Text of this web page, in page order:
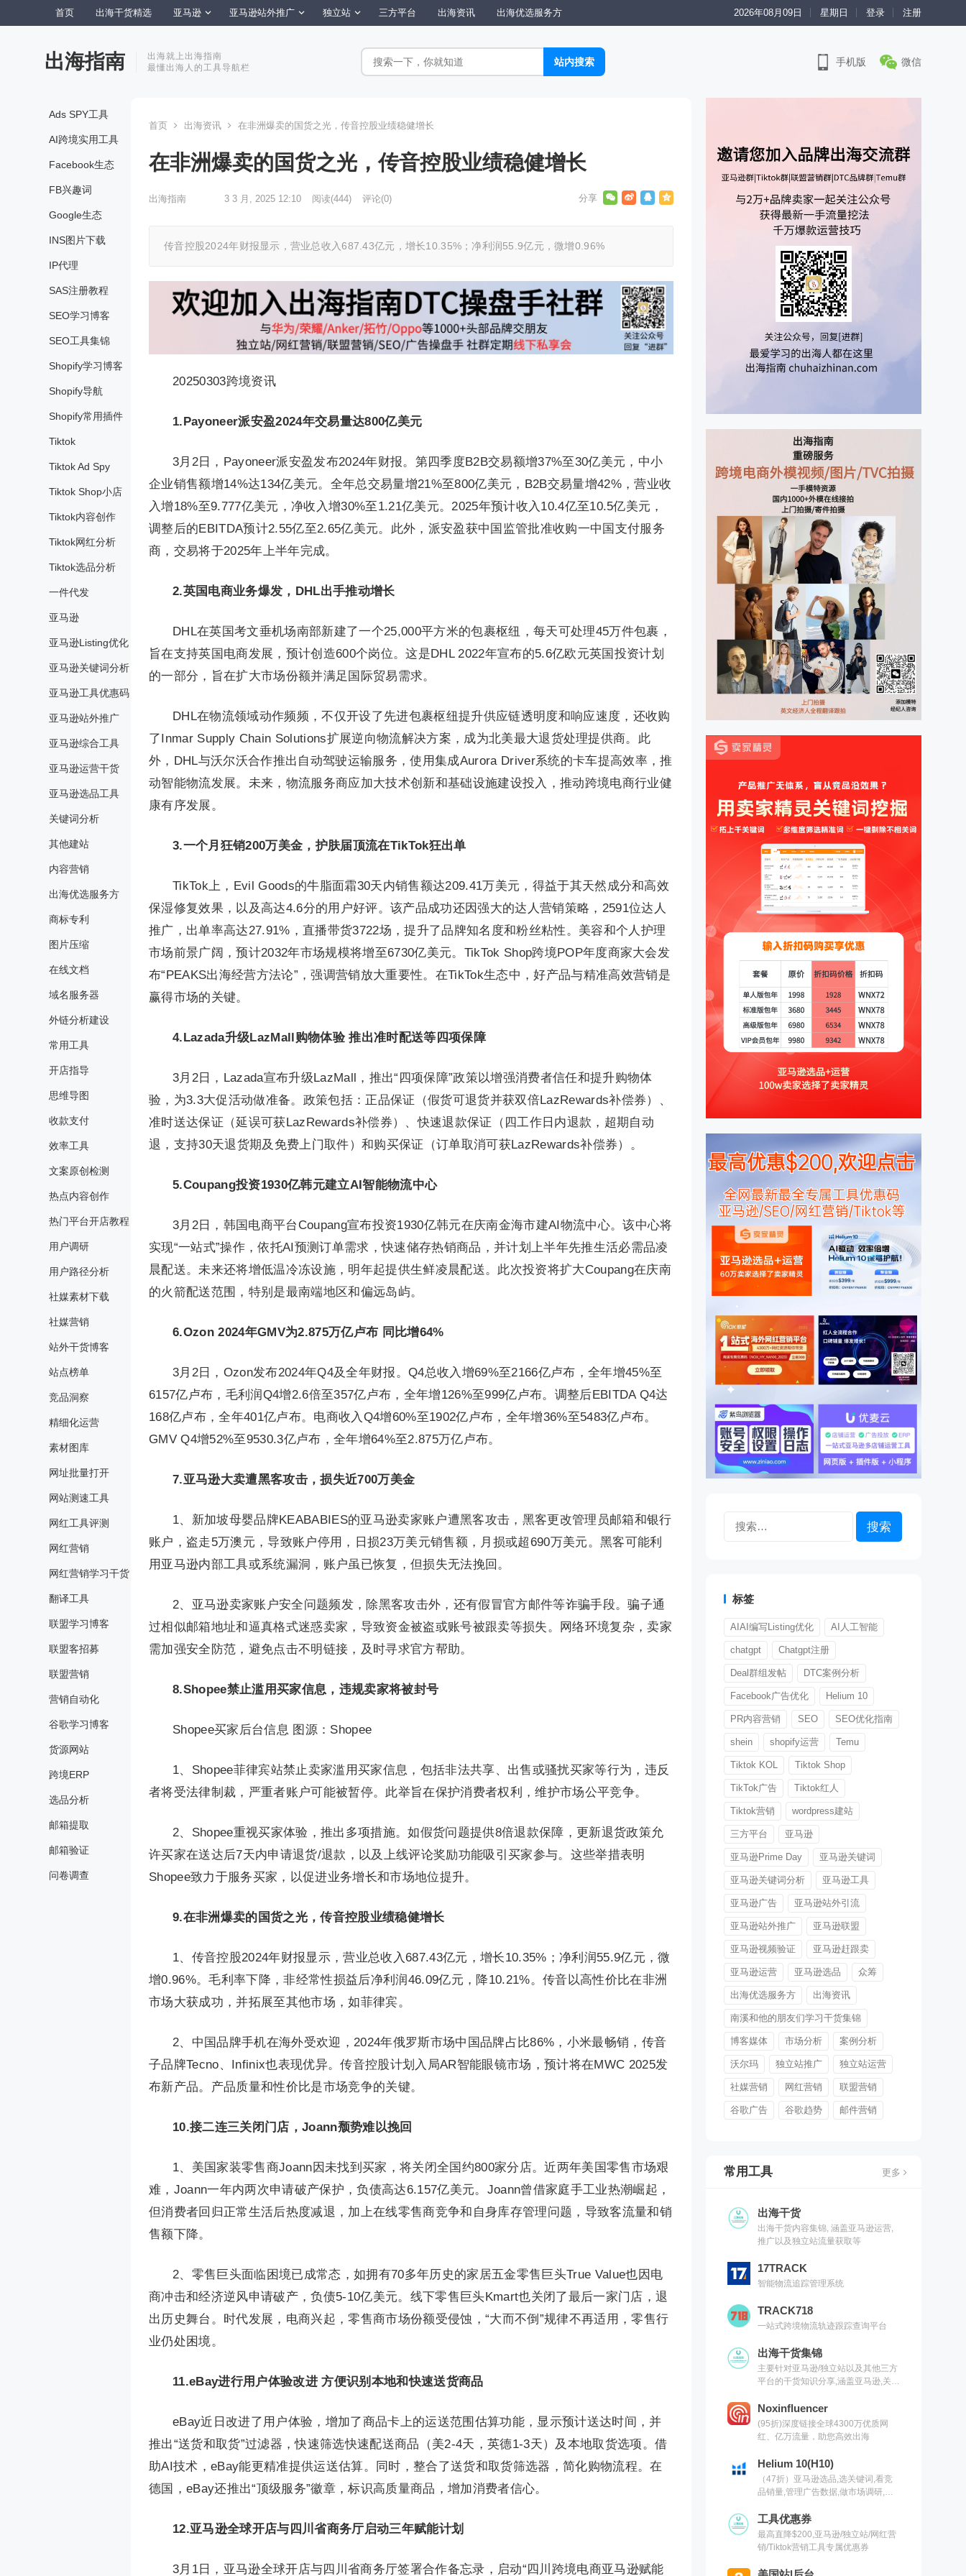
首页 出海干货精选 亚马逊 亚马逊站外推广 独立站 三方平台 出海资讯 出海优选服务方 2026年08月09日 星期日 登录 注册
出海指南
出海就上出海指南
最懂出海人的工具导航栏
手机版 微信
Ads SPY工具
AI跨境实用工具
Facebook生态
FB兴趣词
Google生态
INS图片下载
IP代理
SAS注册教程
SEO学习博客
SEO工具集锦
Shopify学习博客
Shopify导航
Shopify常用插件
Tiktok
Tiktok Ad Spy
Tiktok Shop小店
Tiktok内容创作
Tiktok网红分析
Tiktok选品分析
一件代发
亚马逊
亚马逊Listing优化
亚马逊关键词分析
亚马逊工具优惠码
亚马逊站外推广
亚马逊综合工具
亚马逊运营干货
亚马逊选品工具
关键词分析
其他建站
内容营销
出海优选服务方
商标专利
图片压缩
在线文档
域名服务器
外链分析建设
常用工具
开店指导
思维导图
收款支付
效率工具
文案原创检测
热点内容创作
热门平台开店教程
用户调研
用户路径分析
社媒素材下载
社媒营销
站外干货博客
站点榜单
竞品洞察
精细化运营
素材图库
网址批量打开
网站测速工具
网红工具评测
网红营销
网红营销学习干货
翻译工具
联盟学习博客
联盟客招募
联盟营销
营销自动化
谷歌学习博客
货源网站
跨境ERP
选品分析
邮箱提取
邮箱验证
问卷调查
首页 出海资讯 在非洲爆卖的国货之光，传音控股业绩稳健增长
在非洲爆卖的国货之光，传音控股业绩稳健增长
出海指南 3 3 月, 2025 12:10 阅读(444) 评论(0)
传音控股2024年财报显示，营业总收入687.43亿元，增长10.35%；净利润55.9亿元，微增0.96%
20250303跨境资讯
1.Payoneer派安盈2024年交易量达800亿美元
3月2日，Payoneer派安盈发布2024年财报。第四季度B2B交易额增37%至30亿美元，中小
企业销售额增14%达134亿美元。全年总交易量增21%至800亿美元，B2B交易量增42%，营业收
入增18%至9.777亿美元，净收入增30%至1.21亿美元。2025年预计收入10.4亿至10.5亿美元，
调整后的EBITDA预计2.55亿至2.65亿美元。此外，派安盈获中国监管批准收购一中国支付服务
商，交易将于2025年上半年完成。
2.英国电商业务爆发，DHL出手推动增长
DHL在英国考文垂机场南部新建了一个25,000平方米的包裹枢纽，每天可处理45万件包裹，
旨在支持英国电商发展，预计创造600个岗位。这是DHL 2022年宣布的5.6亿欧元英国投资计划
的一部分，旨在扩大市场份额并满足国际贸易需求。
DHL在物流领域动作频频，不仅开设了先进包裹枢纽提升供应链透明度和响应速度，还收购
了Inmar Supply Chain Solutions扩展逆向物流解决方案，成为北美最大退货处理提供商。此
外，DHL与沃尔沃合作推出自动驾驶运输服务，使用集成Aurora Driver系统的卡车提高效率，推
动智能物流发展。未来，物流服务商应加大技术创新和基础设施建设投入，推动跨境电商行业健
康有序发展。
3.一个月狂销200万美金，护肤届顶流在TikTok狂出单
TikTok上，Evil Goods的牛脂面霜30天内销售额达209.41万美元，得益于其天然成分和高效
保湿修复效果，以及高达4.6分的用户好评。该产品成功还因强大的达人营销策略，2591位达人
推广，出单率高达27.91%，直播带货3722场，提升了品牌知名度和粉丝粘性。美容和个人护理
市场前景广阔，预计2032年市场规模将增至6730亿美元。TikTok Shop跨境POP年度商家大会发
布“PEAKS出海经营方法论”，强调营销放大重要性。在TikTok生态中，好产品与精准高效营销是
赢得市场的关键。
4.Lazada升级LazMall购物体验 推出准时配送等四项保障
3月2日，Lazada宣布升级LazMall，推出“四项保障”政策以增强消费者信任和提升购物体
验，为3.3大促活动做准备。政策包括：正品保证（假货可退货并获双倍LazRewards补偿券）、
准时送达保证（延误可获LazRewards补偿券）、快速退款保证（四工作日内退款，超期自动
退，支持30天退货期及免费上门取件）和购买保证（订单取消可获LazRewards补偿券）。
5.Coupang投资1930亿韩元建立AI智能物流中心
3月2日，韩国电商平台Coupang宣布投资1930亿韩元在庆南金海市建AI物流中心。该中心将
实现“一站式”操作，依托AI预测订单需求，快速储存热销商品，并计划上半年先推生活必需品凌
晨配送。未来还将增低温冷冻设施，明年起提供生鲜凌晨配送。此次投资将扩大Coupang在庆南
的火箭配送范围，特别是最南端地区和偏远岛屿。
6.Ozon 2024年GMV为2.875万亿卢布 同比增64%
3月2日，Ozon发布2024年Q4及全年财报。Q4总收入增69%至2166亿卢布，全年增45%至
6157亿卢布，毛利润Q4增2.6倍至357亿卢布，全年增126%至999亿卢布。调整后EBITDA Q4达
168亿卢布，全年401亿卢布。电商收入Q4增60%至1902亿卢布，全年增36%至5483亿卢布。
GMV Q4增52%至9530.3亿卢布，全年增64%至2.875万亿卢布。
7.亚马逊大卖遭黑客攻击，损失近700万美金
1、新加坡母婴品牌KEABABIES的亚马逊卖家账户遭黑客攻击，黑客更改管理员邮箱和银行
账户，盗走5万澳元，导致账户停用，日损23万美元销售额，月损或超690万美元。黑客可能利
用亚马逊内部工具或系统漏洞，账户虽已恢复，但损失无法挽回。
2、亚马逊卖家账户安全问题频发，除黑客攻击外，还有假冒官方邮件等诈骗手段。骗子通
过相似邮箱地址和逼真格式迷惑卖家，导致资金被盗或账号被跟卖等损失。网络环境复杂，卖家
需加强安全防范，避免点击不明链接，及时寻求官方帮助。
8.Shopee禁止滥用买家信息，违规卖家将被封号
Shopee买家后台信息 图源：Shopee
1、Shopee菲律宾站禁止卖家滥用买家信息，包括非法共享、出售或骚扰买家等行为，违反
者将受法律制裁，严重者账户可能被暂停。此举旨在保护消费者权利，维护市场公平竞争。
2、Shopee重视买家体验，推出多项措施。如假货问题提供8倍退款保障，更新退货政策允
许买家在送达后7天内申请退货/退款，以及上线评论奖励功能吸引买家参与。这些举措表明
Shopee致力于服务买家，以促进业务增长和市场地位提升。
9.在非洲爆卖的国货之光，传音控股业绩稳健增长
1、传音控股2024年财报显示，营业总收入687.43亿元，增长10.35%；净利润55.9亿元，微
增0.96%。毛利率下降，非经常性损益后净利润46.09亿元，降10.21%。传音以高性价比在非洲
市场大获成功，并拓展至其他市场，如菲律宾。
2、中国品牌手机在海外受欢迎，2024年俄罗斯市场中国品牌占比86%，小米最畅销，传音
子品牌Tecno、Infinix也表现优异。传音控股计划入局AR智能眼镜市场，预计将在MWC 2025发
布新产品。产品质量和性价比是市场竞争的关键。
10.接二连三关闭门店，Joann颓势难以挽回
1、美国家装零售商Joann因未找到买家，将关闭全国约800家分店。近两年美国零售市场艰
难，Joann一年内两次申请破产保护，负债高达6.157亿美元。Joann曾借家庭手工业热潮崛起，
但消费者回归正常生活后热度减退，加上在线零售商竞争和自身库存管理问题，导致客流量和销
售额下降。
2、零售巨头面临困境已成常态，如拥有70多年历史的家居五金零售巨头True Value也因电
商冲击和经济逆风申请破产，负债5-10亿美元。线下零售巨头Kmart也关闭了最后一家门店，退
出历史舞台。时代发展，电商兴起，零售商市场份额受侵蚀，“大而不倒”规律不再适用，零售行
业仍处困境。
11.eBay进行用户体验改进 方便识别本地和快速送货商品
eBay近日改进了用户体验，增加了商品卡上的运送范围估算功能，显示预计送达时间，并
推出“送货和取货”过滤器，快速筛选快速配送商品（美2-4天，英德1-3天）及本地取货选项。借
助AI技术，eBay能更精准提供运送估算。同时，整合了送货和取货筛选器，简化购物流程。在
德国，eBay还推出“顶级服务”徽章，标识高质量商品，增加消费者信心。
12.亚马逊全球开店与四川省商务厅启动三年赋能计划
3月1日，亚马逊全球开店与四川省商务厅签署合作备忘录，启动“四川跨境电商亚马逊赋能
标签
AIAI编写Listing优化 AI人工智能
chatgpt Chatgpt注册
Deal群组发帖 DTC案例分析
Facebook广告优化 Helium 10
PR内容营销 SEO SEO优化指南
shein shopify运营 Temu
Tiktok KOL Tiktok Shop
TikTok广告 Tiktok红人
Tiktok营销 wordpress建站
三方平台 亚马逊
亚马逊Prime Day 亚马逊关键词
亚马逊关键词分析 亚马逊工具
亚马逊广告 亚马逊站外引流
亚马逊站外推广 亚马逊联盟
亚马逊视频验证 亚马逊赶跟卖
亚马逊运营 亚马逊选品 众筹
出海优选服务方 出海资讯
南溪和他的朋友们学习干货集锦
博客媒体 市场分析 案例分析
沃尔玛 独立站推广 独立站运营
社媒营销 网红营销 联盟营销
谷歌广告 谷歌趋势 邮件营销
常用工具 更多
出海干货
出海干货内容集锦, 涵盖亚马逊运营,
推广以及独立站流量获取等
17TRACK
智能物流追踪管理系统
TRACK718
一站式跨境物流轨迹跟踪查询平台
出海干货集锦
主要针对亚马逊/独立站以及其他三方
平台的干货知识分享,涵盖亚马逊,关键
具以及出海干货集锦,欢迎关注
Noxinfluencer
(95折)深度链接全球4300万优质网
红、亿万流量，助您高效出海
Helium 10(H10)
（47折）亚马逊选品,选关键词,看竞
品销量,管理广告数据,做市场调研,有
工具优惠券
最高直降$200,亚马逊/独立站/网红营
销/Tiktok营销工具专属优惠券